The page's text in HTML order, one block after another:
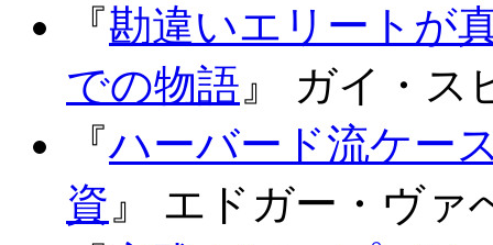
『勘違いエリートが
での物語 』 ガイ・ス
『ハーバード流ケー
資 』 エドガー・ヴァ